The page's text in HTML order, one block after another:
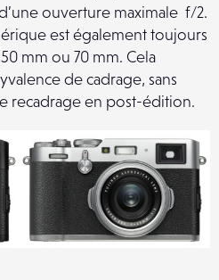
ouverture maximale f/2.
est également toujours
mm ou 70 mm. Cela
de cadrage, sans
recadrage en post-édition.